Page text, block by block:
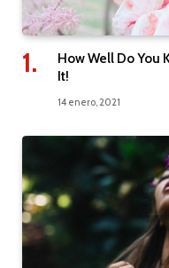
How Well Do You
It!
14 enero, 2021